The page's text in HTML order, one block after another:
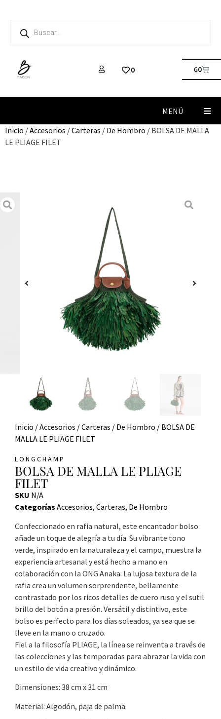
0 ₲0
MENÚ
Inicio /Accesorios /Carteras / De Hombro / BOLSA DE MALLA
LE PLIAGE FILET
Inicio /Accesorios /Carteras / De Hombro / BOLSA DE
MALLA LE PLIAGE FILET
LONGCHAMP
BOLSA DE MALLA LE PLIAGE
FILET
SKU N/A
Categorías Accesorios, Carteras, De Hombro
Confeccionado en rafia natural, este encantador bolso
añade un toque de alegría a tu día. Su vibrante tono
verde, inspirado en la naturaleza y el campo, muestra la
experiencia artesanal y está hecho a mano en
colaboración con la ONG Anaka. La lujosa textura de la
rafia crea un volumen sorprendente, bellamente
contrastado por los ricos detalles de cuero ruso y el sutil
brillo del botón a presión. Versátil y distintivo, este
bolso es perfecto para los días soleados, ya sea que se
lleve en la mano o cruzado.
Fiel a la filosofía PLIAGE, la línea se reinventa a través de
las colecciones y las temporadas para abrazar la vida con
un estilo de vida creativo y dinámico.
Dimensiones: 38 cm x 31 cm
Material: Algodón, paja de palma